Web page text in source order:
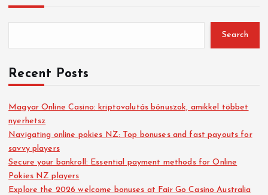
Search
Recent Posts
Magyar Online Casino: kriptovalutás bónuszok, amikkel többet
nyerhetsz
Navigating online pokies NZ: Top bonuses and fast payouts for
savvy players
Secure your bankroll: Essential payment methods for Online
Pokies NZ players
Explore the 2026 welcome bonuses at Fair Go Casino Australia